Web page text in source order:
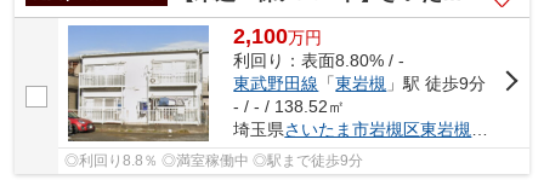
2,100万円
利回り：表面8.80% / -
東武野田線 「東岩槻 」駅 徒歩9分
- / - / 138.52㎡
埼玉県さいたま市岩槻区東岩槻５丁目
◎利回り8.8％ ◎満室稼働中 ◎駅まで徒歩9分